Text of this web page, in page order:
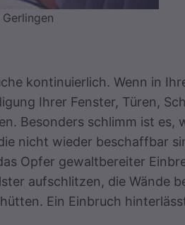
kontinuierlich. Wenn in
Ihrer Fenster, Türen,
Besonders schlimm ist es,
nicht wieder beschaffbar
Opfer gewaltbereiter
aufschlitzen, die Wände
Ein Einbruch